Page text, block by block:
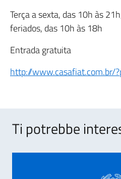
Terça a sexta, das 10h às
feriados, das 10h às 18h
Entrada gratuita
http://www.casafiat.com.br/
Ti potrebbe